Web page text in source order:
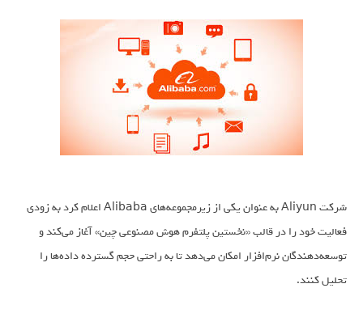
شرکت Aliyun به عنوان یکی از زیرمجموعه‌های Alibaba اعلام کرد به زودی
فعالیت خود را در قالب «نخستین پلتفرم هوش مصنوعی چین» آغاز می‌کند و
توسعه‌دهندگان نرم‌افزار امکان می‌دهد تا به راحتی حجم گسترده داده‌ها را
تحلیل کنند.